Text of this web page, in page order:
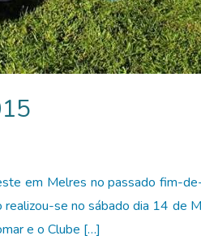
em Melres no passado fim-
se no sábado dia 14 de
e o Clube […]